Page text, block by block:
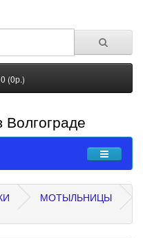
(0р.)
МОТЫЛЬНИЦЫ